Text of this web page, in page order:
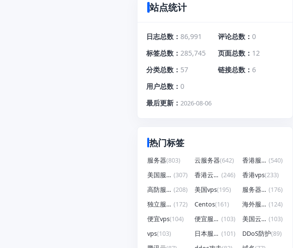
站点统计
日志总数 86,991 评论总数
0
标签总数
285,745 页面总数
12
分类总数
57 链接总数
6
用户总数
0
最后更新
2026-08-06
热门标签
服务器(803) 云服务器(642) 香港服务器 (540)
美国服务器 (307) 香港云服务器 (246) 香港vps(233)
高防服务器 (208) 美国vps(195) 服务器租用 (176)
独立服务器 (172) Centos(161) 海外服务器 (124)
便宜vps(104) 便宜服务器 (103) 美国云服务器 (103)
vps(103) 日本服务器 (101) DDoS防护(89)